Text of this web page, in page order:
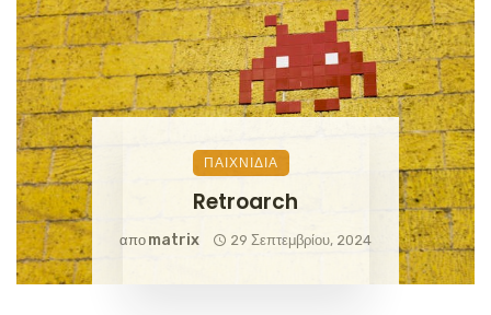
ΠΑΙΧΝΊΔΙΑ
Retroarch
απο Matrix 29 Σεπτεμβρίου, 2024